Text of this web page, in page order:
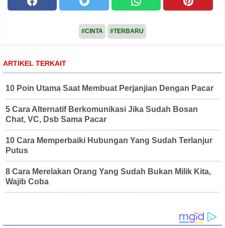
#CINTA #TERBARU
ARTIKEL TERKAIT
10 Poin Utama Saat Membuat Perjanjian Dengan Pacar
5 Cara Alternatif Berkomunikasi Jika Sudah Bosan
Chat, VC, Dsb Sama Pacar
10 Cara Memperbaiki Hubungan Yang Sudah Terlanjur
Putus
8 Cara Merelakan Orang Yang Sudah Bukan Milik Kita,
Wajib Coba